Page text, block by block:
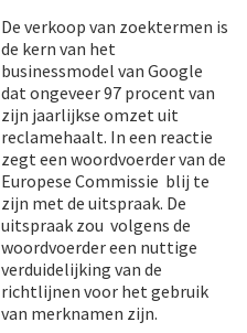
De verkoop van zoektermen is
de kern van het
businessmodel van Google
dat ongeveer 97 procent van
zijn jaarlijkse omzet uit
reclamehaalt. In een reactie
zegt een woordvoerder van de
Europese Commissie blij te
zijn met de uitspraak. De
uitspraak zou volgens de
woordvoerder een nuttige
verduidelijking van de
richtlijnen voor het gebruik
van merknamen zijn.